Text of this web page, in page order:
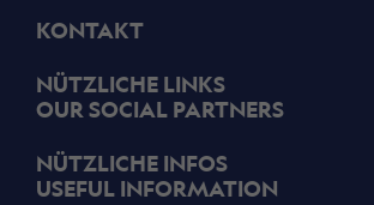
KONTAKT
NÜTZLICHE LINKS
OUR SOCIAL PARTNERS
NÜTZLICHE INFOS
USEFUL INFORMATION